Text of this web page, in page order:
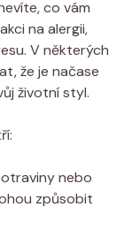
co vám
na alergii,
V některých
že je načase
životní styl.
nebo
způsobit